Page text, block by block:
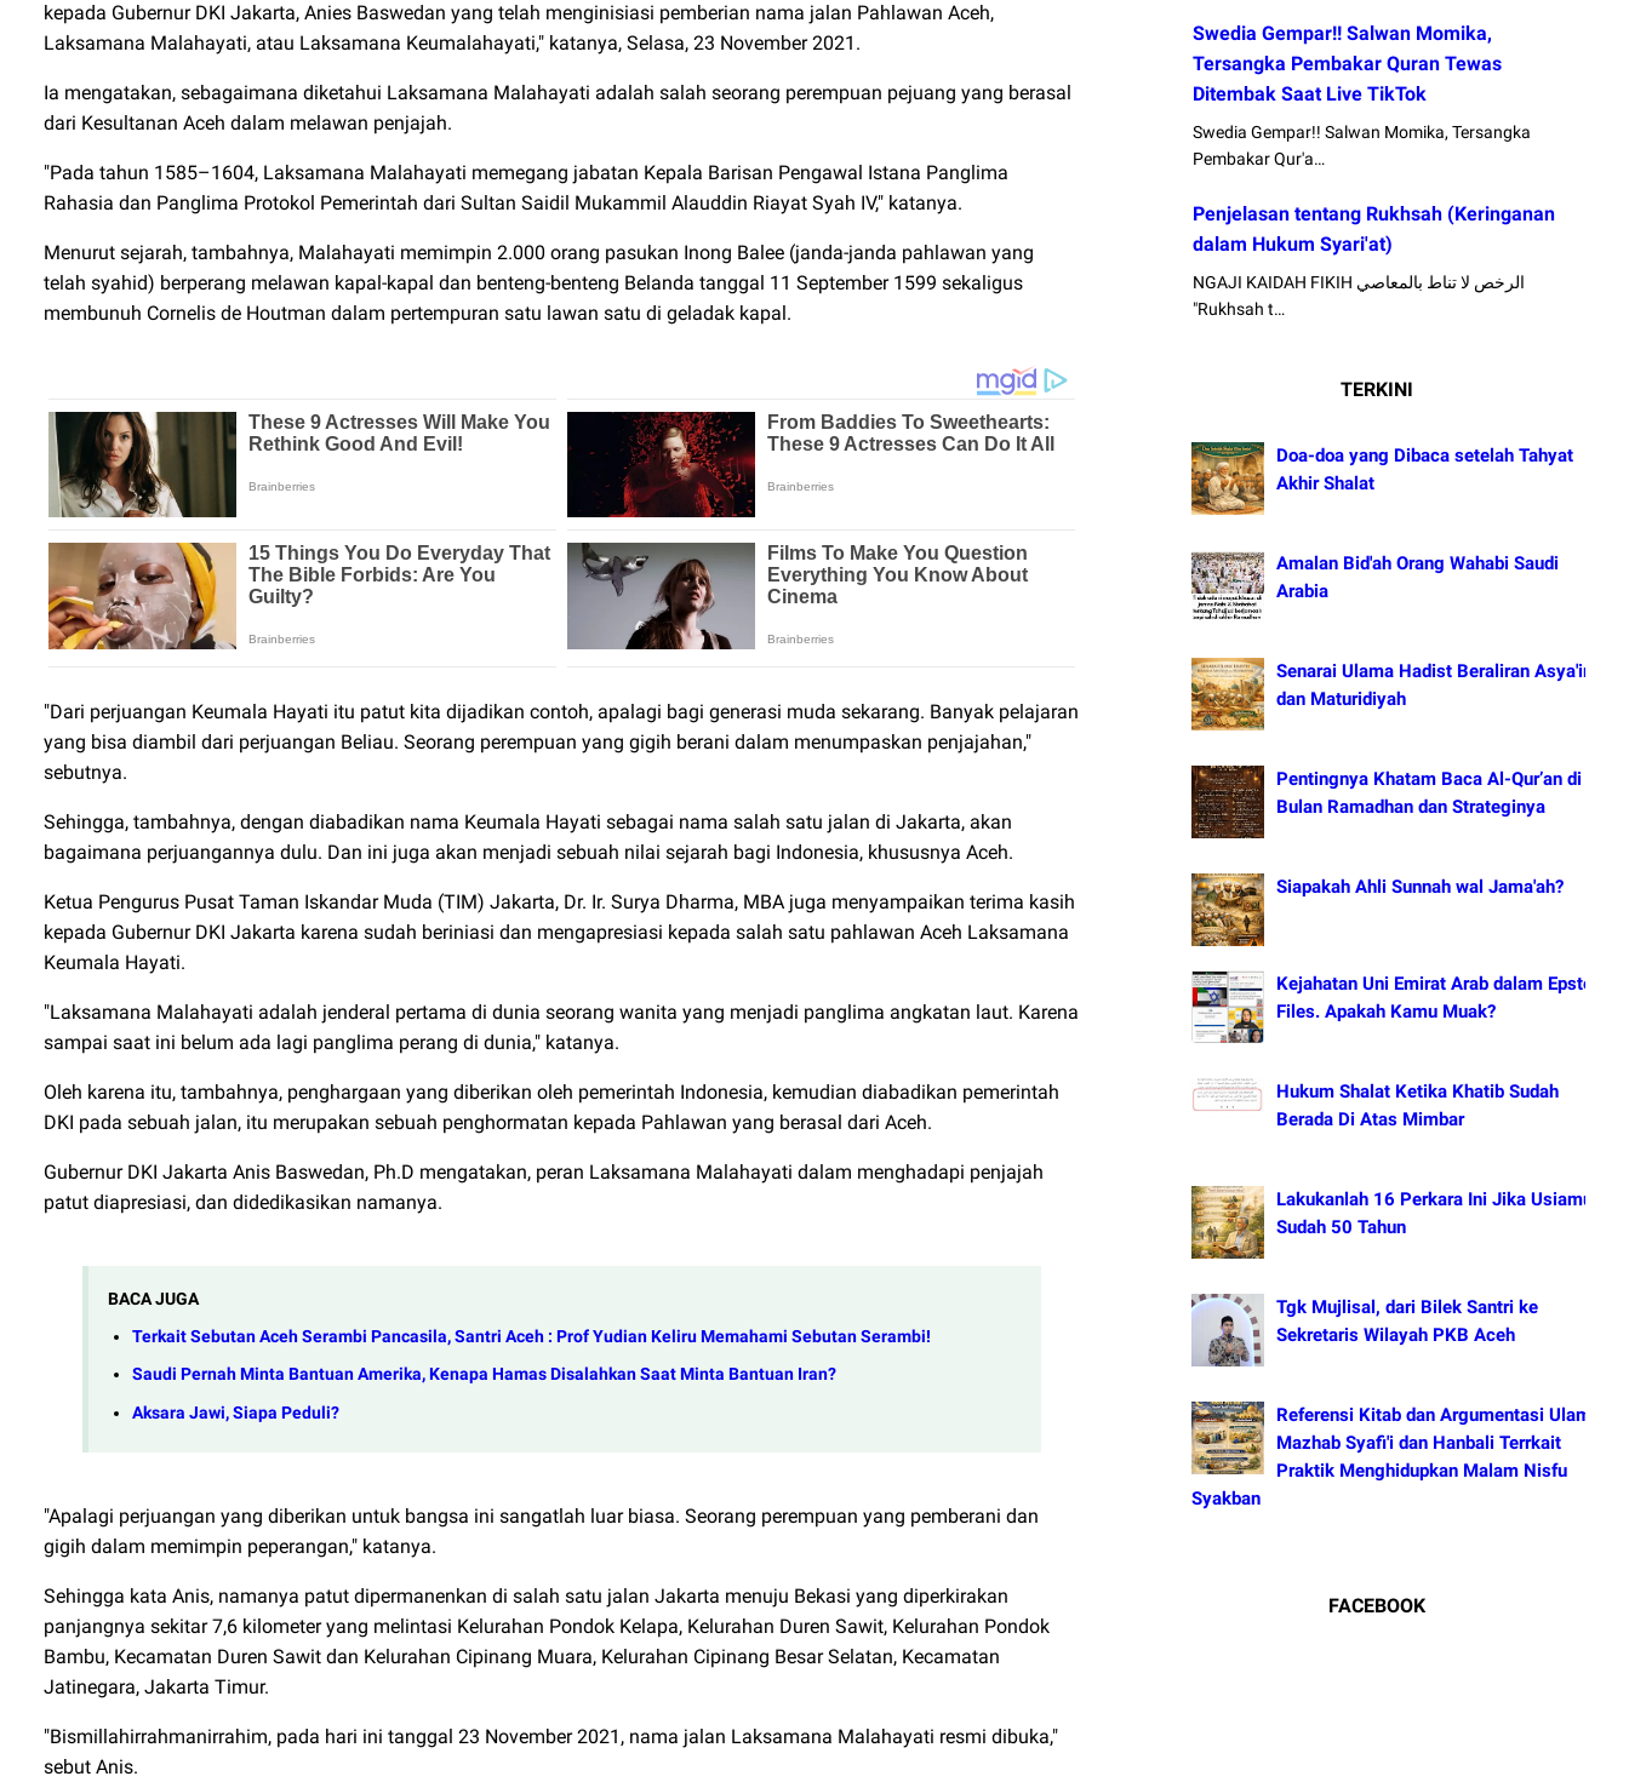
kepada Gubernur DKI Jakarta, Anies Baswedan yang telah menginisiasi pemberian nama jalan Pahlawan Aceh,
Laksamana Malahayati, atau Laksamana Keumalahayati," katanya, Selasa, 23 November 2021.
Ia mengatakan, sebagaimana diketahui Laksamana Malahayati adalah salah seorang perempuan pejuang yang berasal
dari Kesultanan Aceh dalam melawan penjajah.
"Pada tahun 1585–1604, Laksamana Malahayati memegang jabatan Kepala Barisan Pengawal Istana Panglima
Rahasia dan Panglima Protokol Pemerintah dari Sultan Saidil Mukammil Alauddin Riayat Syah IV," katanya.
Menurut sejarah, tambahnya, Malahayati memimpin 2.000 orang pasukan Inong Balee (janda-janda pahlawan yang
telah syahid) berperang melawan kapal-kapal dan benteng-benteng Belanda tanggal 11 September 1599 sekaligus
membunuh Cornelis de Houtman dalam pertempuran satu lawan satu di geladak kapal.
"Dari perjuangan Keumala Hayati itu patut kita dijadikan contoh, apalagi bagi generasi muda sekarang. Banyak pelajaran
yang bisa diambil dari perjuangan Beliau. Seorang perempuan yang gigih berani dalam menumpaskan penjajahan,"
sebutnya.
Sehingga, tambahnya, dengan diabadikan nama Keumala Hayati sebagai nama salah satu jalan di Jakarta, akan
bagaimana perjuangannya dulu. Dan ini juga akan menjadi sebuah nilai sejarah bagi Indonesia, khususnya Aceh.
Ketua Pengurus Pusat Taman Iskandar Muda (TIM) Jakarta, Dr. Ir. Surya Dharma, MBA juga menyampaikan terima kasih
kepada Gubernur DKI Jakarta karena sudah beriniasi dan mengapresiasi kepada salah satu pahlawan Aceh Laksamana
Keumala Hayati.
"Laksamana Malahayati adalah jenderal pertama di dunia seorang wanita yang menjadi panglima angkatan laut. Karena
sampai saat ini belum ada lagi panglima perang di dunia," katanya.
Oleh karena itu, tambahnya, penghargaan yang diberikan oleh pemerintah Indonesia, kemudian diabadikan pemerintah
DKI pada sebuah jalan, itu merupakan sebuah penghormatan kepada Pahlawan yang berasal dari Aceh.
Gubernur DKI Jakarta Anis Baswedan, Ph.D mengatakan, peran Laksamana Malahayati dalam menghadapi penjajah
patut diapresiasi, dan didedikasikan namanya.
BACA JUGA
Terkait Sebutan Aceh Serambi Pancasila, Santri Aceh : Prof Yudian Keliru Memahami Sebutan Serambi!
Saudi Pernah Minta Bantuan Amerika, Kenapa Hamas Disalahkan Saat Minta Bantuan Iran?
Aksara Jawi, Siapa Peduli?
"Apalagi perjuangan yang diberikan untuk bangsa ini sangatlah luar biasa. Seorang perempuan yang pemberani dan
gigih dalam memimpin peperangan," katanya.
Sehingga kata Anis, namanya patut dipermanenkan di salah satu jalan Jakarta menuju Bekasi yang diperkirakan
panjangnya sekitar 7,6 kilometer yang melintasi Kelurahan Pondok Kelapa, Kelurahan Duren Sawit, Kelurahan Pondok
Bambu, Kecamatan Duren Sawit dan Kelurahan Cipinang Muara, Kelurahan Cipinang Besar Selatan, Kecamatan
Jatinegara, Jakarta Timur.
"Bismillahirrahmanirrahim, pada hari ini tanggal 23 November 2021, nama jalan Laksamana Malahayati resmi dibuka,"
sebut Anis.
Swedia Gempar!! Salwan Momika,
Tersangka Pembakar Quran Tewas
Ditembak Saat Live TikTok
Swedia Gempar!! Salwan Momika, Tersangka
Pembakar Qur'a…
Penjelasan tentang Rukhsah (Keringanan
dalam Hukum Syari'at)
NGAJI KAIDAH FIKIH الرخص لا تناط بالمعاصي
"Rukhsah t…
TERKINI
Doa-doa yang Dibaca setelah Tahyat
Akhir Shalat
Amalan Bid'ah Orang Wahabi Saudi
Arabia
Senarai Ulama Hadist Beraliran Asya'irah
dan Maturidiyah
Pentingnya Khatam Baca Al-Qur’an di
Bulan Ramadhan dan Strateginya
Siapakah Ahli Sunnah wal Jama'ah?
Kejahatan Uni Emirat Arab dalam Epstein
Files. Apakah Kamu Muak?
Hukum Shalat Ketika Khatib Sudah
Berada Di Atas Mimbar
Lakukanlah 16 Perkara Ini Jika Usiamu
Sudah 50 Tahun
Tgk Mujlisal, dari Bilek Santri ke
Sekretaris Wilayah PKB Aceh
Referensi Kitab dan Argumentasi Ulama
Mazhab Syafi'i dan Hanbali Terrkait
Praktik Menghidupkan Malam Nisfu
Syakban
FACEBOOK